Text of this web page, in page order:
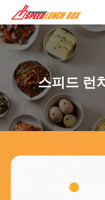
스피드 런